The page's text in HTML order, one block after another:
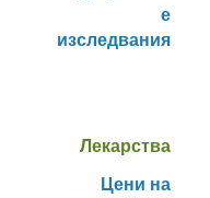
е
изследвания
Лекарства
Цени на